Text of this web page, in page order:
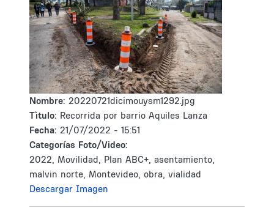
Nombre: 20220721dicimouysm1292.jpg
Tìtulo: Recorrida por barrio Aquiles Lanza
Fecha: 21/07/2022 - 15:51
Categorías Foto/Video:
2022, Movilidad, Plan ABC+, asentamiento,
malvin norte, Montevideo, obra, vialidad
Descargar Imagen